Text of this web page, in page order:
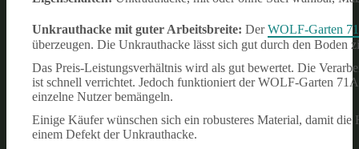
Unkrauthacke mit guter Arbeitsbreite: DerWOLF-Garten
überzeugen. Die Unkrauthacke lässt sich gut durch den Boden
Das Preis-Leistungsverhältnis wird als gut bewertet. Die
ist schnell verrichtet. Jedoch funktioniert der WOLF-Garten
einzelne Nutzer bemängeln.
Einige Käufer wünschen sich ein robusteres Material, damit
einem Defekt der Unkrauthacke.